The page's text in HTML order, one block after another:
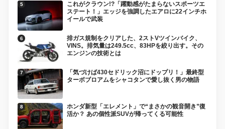
これがクラウン!?「躍動感がたまらないスポーツエ
ステート！」エッジを強調したエアロに22インチホ
イールで武装
排ガス規制をクリアした、2ストVツインバイク、
VINS。排気量は249.5cc、83HPを絞り出す。その
エンジンの技術とは
「気づけば430セドリック沼にドップリ！」最終型
ターボブロアムをシャコタンで愛し抜く男の物語
ホンダ新型「エレメント」で“まさかの観音開き”復
活か？ あの個性派SUVが帰ってくる可能性